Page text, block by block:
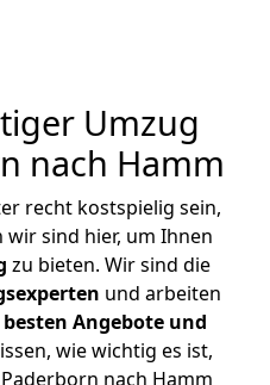
Umzug
nach Hamm
recht kostspielig sein,
wir sind hier, um Ihnen
zu bieten. Wir sind die
und arbeiten
Angebote und
wie wichtig es ist,
nach Hamm